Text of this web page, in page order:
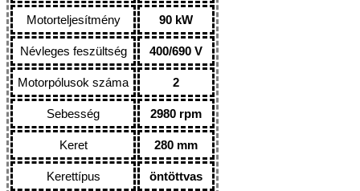
Motorteljesítmény 90 kW
Névleges feszültség 400/690 V
Motorpólusok száma 2
Sebesség 2980 rpm
Keret 280 mm
Kerettípus öntöttvas